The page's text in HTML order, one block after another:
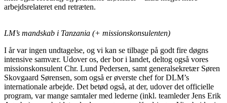
arbejdsrelateret end retræten.
LM’s mandskab i Tanzania (+ missionskonsulenten)
I år var ingen undtagelse, og vi kan se tilbage på godt fire døgns
intensive samvær. Udover os, der bor i landet, deltog også vores
missionskonsulent Chr. Lund Pedersen, samt generalsekretær Søren
Skovgaard Sørensen, som også er øverste chef for DLM’s
internationale arbejde. Det betød også, at der, udover det officielle
program, var mange samtaler med lederne (inkl. teamleder Jens Erik